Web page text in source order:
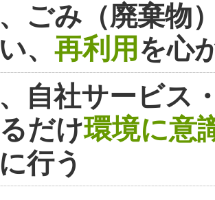
ごみ（廃棄物
、 再利用を心
自社サービス
だけ環境に意
行う